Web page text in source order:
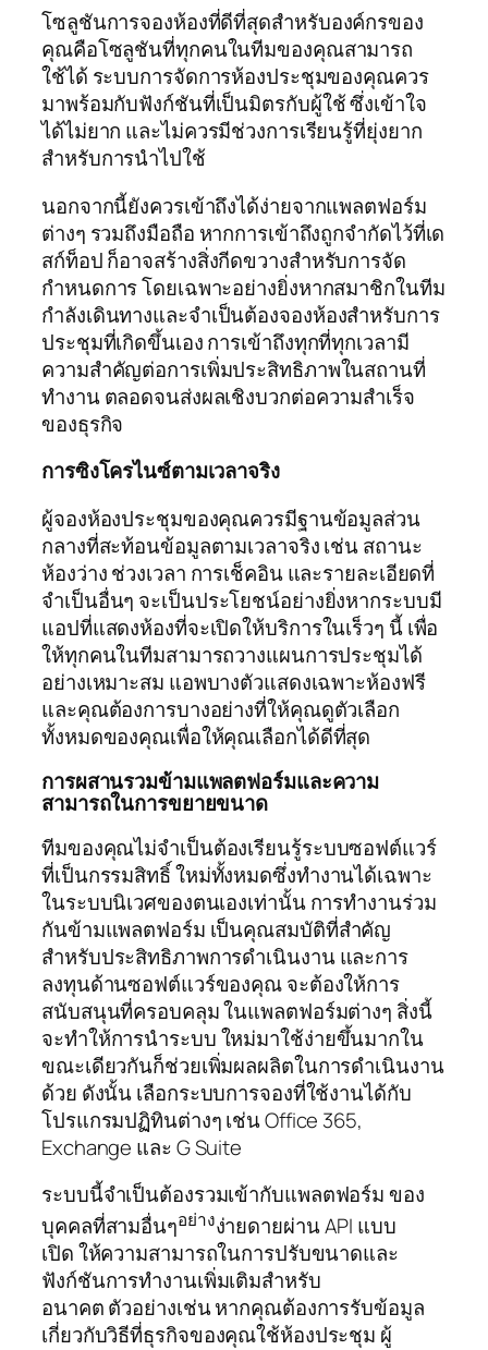
โซลูชันการจองห้องที่ดีที่สุดสำหรับองค์กรของ
คุณคือโซลูชันที่ทุกคนในทีมของคุณสามารถ
ใช้ได้ ระบบการจัดการห้องประชุมของคุณควร
มาพร้อมกับฟังก์ชันที่เป็นมิตรกับผู้ใช้ ซึ่งเข้าใจ
ได้ไม่ยาก และไม่ควรมีช่วงการเรียนรู้ที่ยุ่งยาก
สำหรับการนำไปใช้
นอกจากนี้ยังควรเข้าถึงได้ง่ายจากแพลตฟอร์ม
ต่างๆ รวมถึงมือถือ หากการเข้าถึงถูกจำกัดไว้ที่เด
สก์ท็อป ก็อาจสร้างสิ่งกีดขวางสำหรับการจัด
กำหนดการ โดยเฉพาะอย่างยิ่งหากสมาชิกในทีม
กำลังเดินทางและจำเป็นต้องจองห้องสำหรับการ
ประชุมที่เกิดขึ้นเอง การเข้าถึงทุกที่ทุกเวลามี
ความสำคัญต่อการเพิ่มประสิทธิภาพในสถานที่
ทำงาน ตลอดจนส่งผลเชิงบวกต่อความสำเร็จ
ของธุรกิจ
การซิงโครไนซ์ตามเวลาจริง
ผู้จองห้องประชุมของคุณควรมีฐานข้อมูลส่วน
กลางที่สะท้อนข้อมูลตามเวลาจริง เช่น สถานะ
ห้องว่าง ช่วงเวลา การเช็คอิน และรายละเอียดที่
จำเป็นอื่นๆ จะเป็นประโยชน์อย่างยิ่งหากระบบมี
แอปที่แสดงห้องที่จะเปิดให้บริการในเร็วๆ นี้ เพื่อ
ให้ทุกคนในทีมสามารถวางแผนการประชุมได้
อย่างเหมาะสม แอพบางตัวแสดงเฉพาะห้องฟรี
และคุณต้องการบางอย่างที่ให้คุณดูตัวเลือก
ทั้งหมดของคุณเพื่อให้คุณเลือกได้ดีที่สุด
การผสานรวมข้ามแพลตฟอร์มและความ
สามารถในการขยายขนาด
ทีมของคุณไม่จำเป็นต้องเรียนรู้ระบบซอฟต์แวร์
ที่เป็นกรรมสิทธิ์ ใหม่ทั้งหมดซึ่งทำงานได้เฉพาะ
ในระบบนิเวศของตนเองเท่านั้น การทำงานร่วม
กันข้ามแพลตฟอร์ม เป็นคุณสมบัติที่สำคัญ
สำหรับประสิทธิภาพการดำเนินงาน และการ
ลงทุนด้านซอฟต์แวร์ของคุณ จะต้องให้การ
สนับสนุนที่ครอบคลุม ในแพลตฟอร์มต่างๆ สิ่งนี้
จะทำให้การนำระบบ ใหม่มาใช้ง่ายขึ้นมากใน
ขณะเดียวกันก็ช่วยเพิ่มผลผลิตในการดำเนินงาน
ด้วย ดังนั้น เลือกระบบการจองที่ใช้งานได้กับ
โปรแกรมปฏิทินต่างๆ เช่น Office 365,
Exchange และ G Suite
ระบบนี้จำเป็นต้องรวมเข้ากับแพลตฟอร์ม ของ
บุคคลที่สามอื่นๆอย่างง่ายดายผ่าน API แบบ
เปิด ให้ความสามารถในการปรับขนาดและ
ฟังก์ชันการทำงานเพิ่มเติมสำหรับ
อนาคต ตัวอย่างเช่น หากคุณต้องการรับข้อมูล
เกี่ยวกับวิธีที่ธุรกิจของคุณใช้ห้องประชุม ผู้